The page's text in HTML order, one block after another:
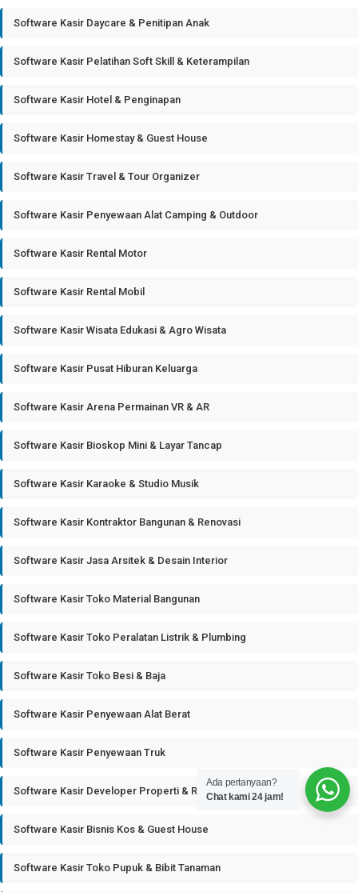
Software Kasir Daycare & Penitipan Anak
Software Kasir Pelatihan Soft Skill & Keterampilan
Software Kasir Hotel & Penginapan
Software Kasir Homestay & Guest House
Software Kasir Travel & Tour Organizer
Software Kasir Penyewaan Alat Camping & Outdoor
Software Kasir Rental Motor
Software Kasir Rental Mobil
Software Kasir Wisata Edukasi & Agro Wisata
Software Kasir Pusat Hiburan Keluarga
Software Kasir Arena Permainan VR & AR
Software Kasir Bioskop Mini & Layar Tancap
Software Kasir Karaoke & Studio Musik
Software Kasir Kontraktor Bangunan & Renovasi
Software Kasir Jasa Arsitek & Desain Interior
Software Kasir Toko Material Bangunan
Software Kasir Toko Peralatan Listrik & Plumbing
Software Kasir Toko Besi & Baja
Software Kasir Penyewaan Alat Berat
Software Kasir Penyewaan Truk
Software Kasir Developer Properti & Real Estate
Software Kasir Bisnis Kos & Guest House
Software Kasir Toko Pupuk & Bibit Tanaman
Ada pertanyaan?
Chat kami 24 jam!